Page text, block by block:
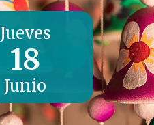
Jueves
18
Junio